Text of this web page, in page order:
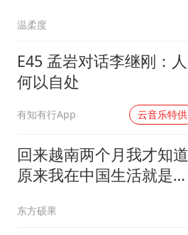
温柔度
E45 孟岩对话李继刚：人
何以自处
有知有行App 云音乐特供
回来越南两个月我才知道
原来我在中国生活就是有
东方硕果